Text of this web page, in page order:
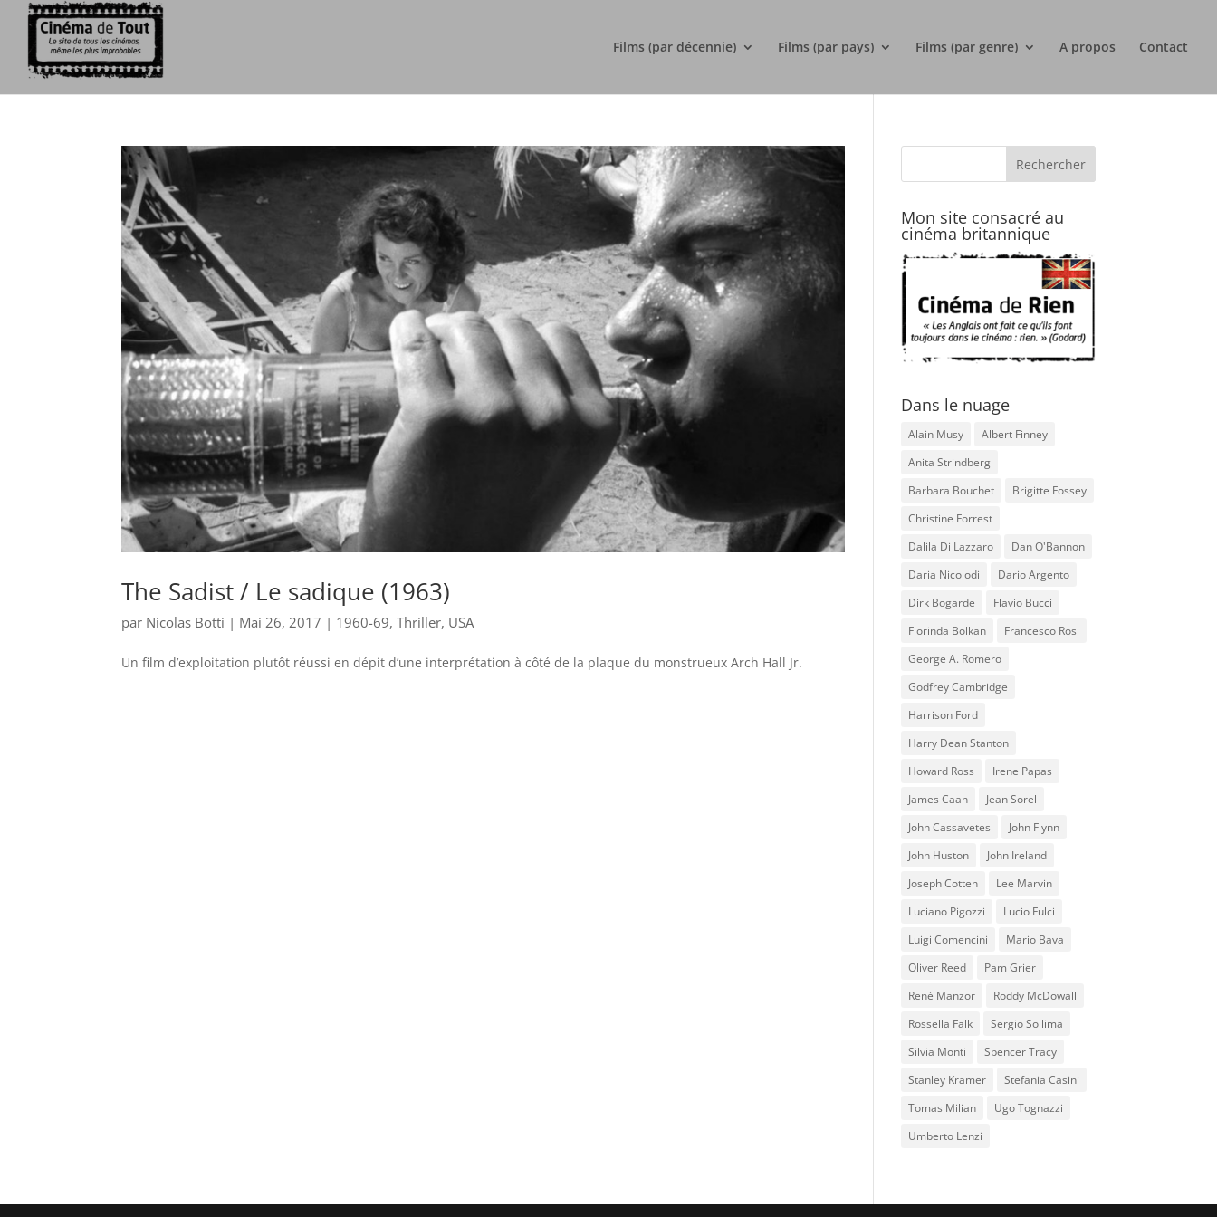
Films (par décennie) Films (par pays) Films (par genre) A propos Contact
The Sadist / Le sadique (1963)
par Nicolas Botti | Mai 26, 2017 | 1960-69,Thriller, USA
Un film d’exploitation plutôt réussi en dépit d’une interprétation à côté de la plaque du monstrueux Arch Hall Jr.
Mon site consacré au
cinéma britannique
Dans le nuage
Alain Musy
Albert Finney
Anita Strindberg
Barbara Bouchet
Brigitte Fossey
Christine Forrest
Dalila Di Lazzaro
Dan O'Bannon
Daria Nicolodi
Dario Argento
Dirk Bogarde
Flavio Bucci
Florinda Bolkan
Francesco Rosi
George A. Romero
Godfrey Cambridge
Harrison Ford
Harry Dean Stanton
Howard Ross
Irene Papas
James Caan
Jean Sorel
John Cassavetes
John Flynn
John Huston
John Ireland
Joseph Cotten
Lee Marvin
Luciano Pigozzi
Lucio Fulci
Luigi Comencini
Mario Bava
Oliver Reed
Pam Grier
René Manzor
Roddy McDowall
Rossella Falk
Sergio Sollima
Silvia Monti
Spencer Tracy
Stanley Kramer
Stefania Casini
Tomas Milian
Ugo Tognazzi
Umberto Lenzi